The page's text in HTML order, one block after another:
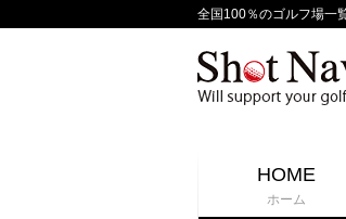
全国100％のゴルフ場一
HOME
ホーム